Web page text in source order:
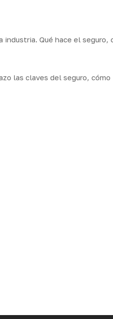
industria. Qué hace el seguro,
las claves del seguro, cómo